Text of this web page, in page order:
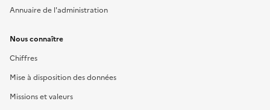
Annuaire de l'administration
Nous connaître
Chiffres
Mise à disposition des données
Missions et valeurs